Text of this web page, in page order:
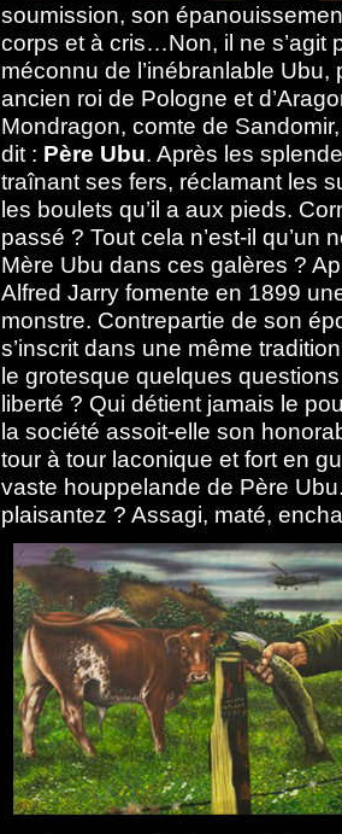
soumission, son
corps et à cris…Non, il ne s’agit
méconnu de l’inébranlable
ancien roi de Pologne et
Mondragon, comte de
dit : Père Ubu. Après les
traînant ses fers, réclamant les
les boulets qu’il a aux pieds.
passé ? Tout cela n’est-il
Mère Ubu dans ces galères ?
Alfred Jarry fomente en 1899
monstre. Contrepartie de son
s’inscrit dans une même
le grotesque quelques
liberté ? Qui détient jamais le
la société assoit-elle son
tour à tour laconique et fort en
vaste houppelande de Père
plaisantez ? Assagi, maté,